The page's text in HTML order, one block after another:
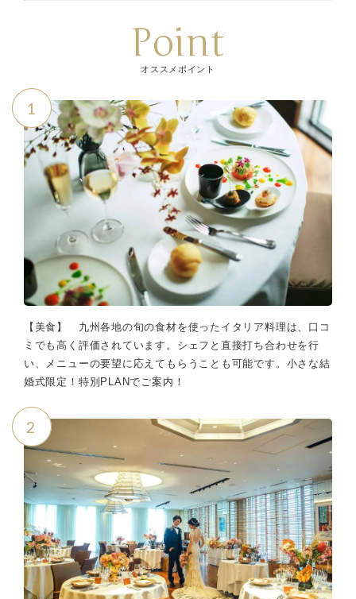
Point
オススメポイント
1
【美食】 九州各地の旬の食材を使ったイタリア料理は、口コ
ミでも高く評価されています。シェフと直接打ち合わせを行
い、メニューの要望に応えてもらうことも可能です。小さな結
婚式限定！特別PLANでご案内！
2